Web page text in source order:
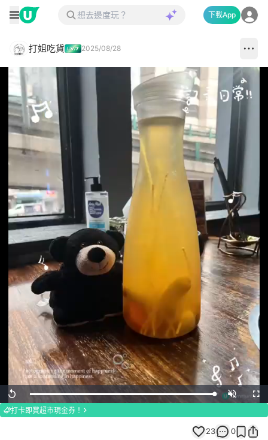
下載App
打姐吃貨 2025/08/28
Replay Loaded:
100.00%
Unmute
打卡即賞超市現金券！
23 0